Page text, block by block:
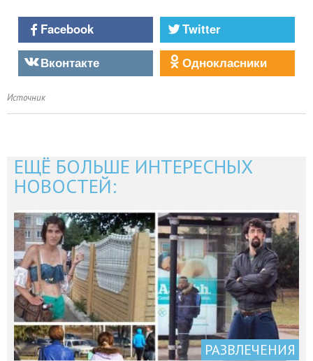
Facebook
Twitter
Вконтакте
Однокласники
Источник
ЕЩЁ БОЛЬШЕ ИНТЕРЕСНЫХ
НОВОСТЕЙ:
РАЗВЛЕЧЕНИЯ